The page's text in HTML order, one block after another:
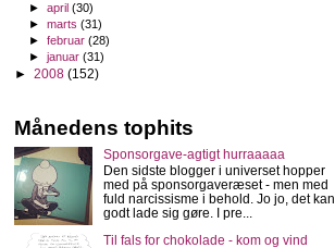
►april(30)
►marts(31)
►februar(28)
►januar(31)
► 2008 (152)
Månedens tophits
Sponsorgave-agtigt hurraaaaa
Den sidste blogger i universet hopper
med på sponsorgaveræset - men med
fuld narcissisme i behold. Jo jo, det kan
godt lade sig gøre. I pre...
Til fals for chokolade - kom og vind